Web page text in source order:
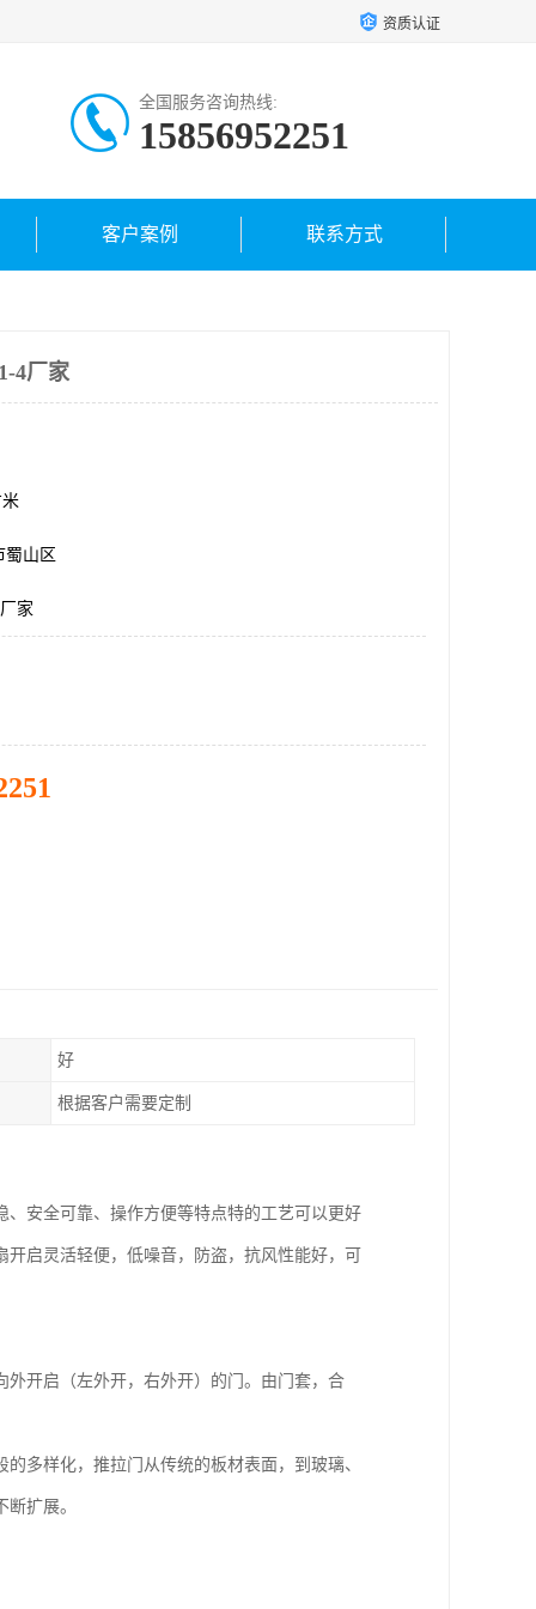
资质认证
全国服务咨询热线:
15856952251
客户案例 联系方式
4厂家
米
蜀山区
家
好
根据客户需要定制
安全可靠、操作方便等特点特的工艺可以更好
启灵活轻便，低噪音，防盗，抗风性能好，可
外开启（左外开，右外开）的门。由门套，合
多样化，推拉门从传统的板材表面，到玻璃、
扩展。